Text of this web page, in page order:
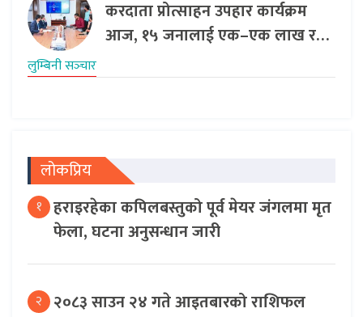
करदाता प्रोत्साहन उपहार कार्यक्रम
आज, १५ जनालाई एक–एक लाख र…
लुम्बिनी सञ्‍चार
लोकप्रिय
१ हराइरहेका कपिलबस्तुको पूर्व मेयर जंगलमा मृत
फेला, घटना अनुसन्धान जारी
२ २०८३ साउन २४ गते आइतबारको राशिफल